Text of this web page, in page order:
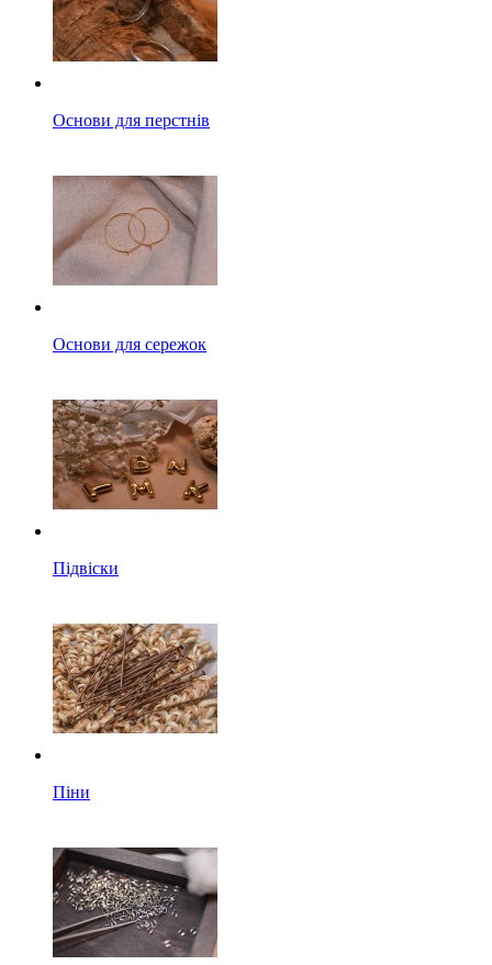
Основи для перстнів
Основи для сережок
Підвіски
Піни